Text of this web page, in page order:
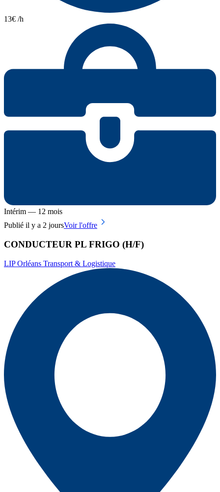
13€ /h
Intérim — 12 mois
Publié il y a 2 joursVoir l'offre
CONDUCTEUR PL FRIGO (H/F)
LIP Orléans Transport & Logistique